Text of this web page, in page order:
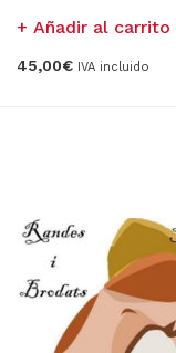
Añadir al carrito
45,00€ IVA incluido